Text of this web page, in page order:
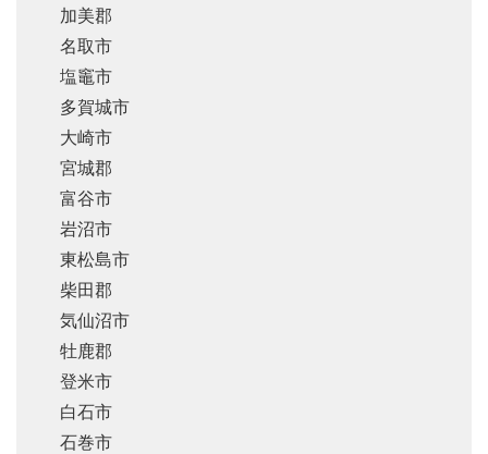
加美郡
名取市
塩竈市
多賀城市
大崎市
宮城郡
富谷市
岩沼市
東松島市
柴田郡
気仙沼市
牡鹿郡
登米市
白石市
石巻市